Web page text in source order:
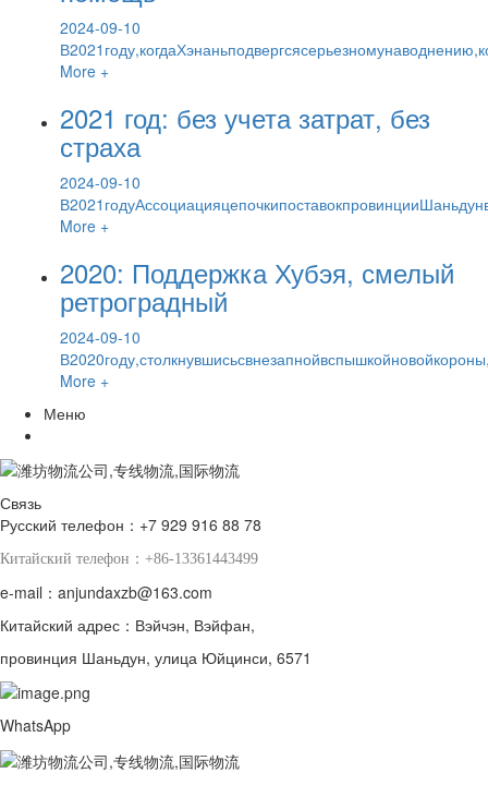
2024-09-10
More +
2021 год: без учета затрат, без
страха
2024-09-10
More +
2020: Поддержка Хубэя, смелый
ретроградный
2024-09-10
More +
Меню
Связь
Русский телефон：+7 929 916 88 78
Китайский телефон：+86-13361443499
e-mail：anjundaxzb@163.com
Китайский адрес：Вэйчэн, Вэйфан,
провинция Шаньдун, улица Юйцинси, 6571
WhatsApp